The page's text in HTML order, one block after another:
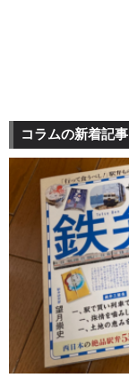
コラムの新着記事